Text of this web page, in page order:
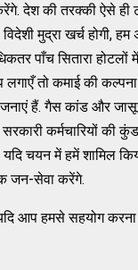
की तरक्की ऐसे ही
मुद्रा खर्च होगी, हम
पाँच सितारा होटलों में
तो कमाई की
हैं. गैस कांड और
कर्मचारियों की
चयन में हमें शामिल
जन-सेवा करेंगे.
यदि आप हमसे सहयोग